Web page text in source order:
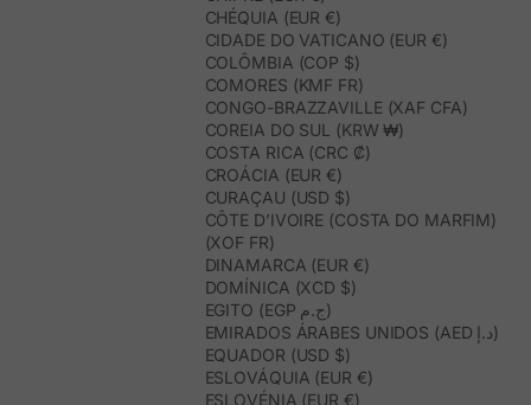
CHÉQUIA (EUR €)
CIDADE DO VATICANO (EUR €)
COLÔMBIA (COP $)
COMORES (KMF FR)
CONGO-BRAZZAVILLE (XAF CFA)
COREIA DO SUL (KRW ₩)
COSTA RICA (CRC ₡)
CROÁCIA (EUR €)
CURAÇAU (USD $)
CÔTE D’IVOIRE (COSTA DO MARFIM)
(XOF FR)
DINAMARCA (EUR €)
DOMÍNICA (XCD $)
EGITO (EGP ج.م)
EMIRADOS ÁRABES UNIDOS (AED د.إ)
EQUADOR (USD $)
ESLOVÁQUIA (EUR €)
ESLOVÉNIA (EUR €)